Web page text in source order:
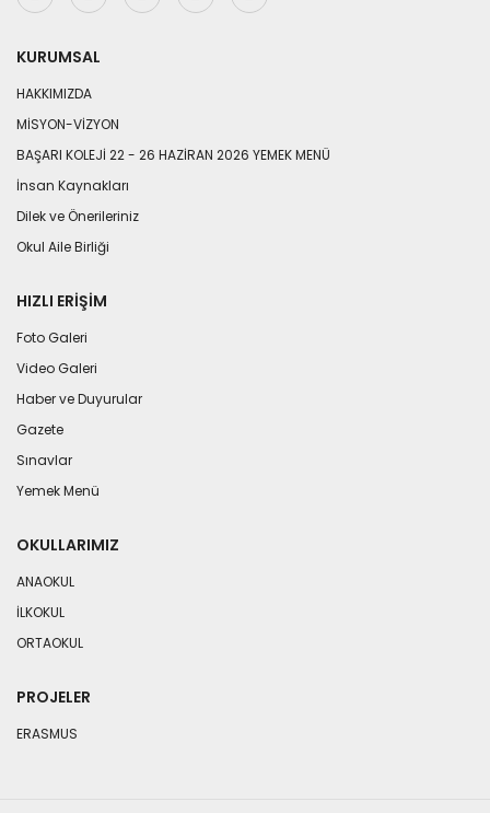
KURUMSAL
HAKKIMIZDA
MİSYON-VİZYON
BAŞARI KOLEJİ 22 - 26 HAZİRAN 2026 YEMEK MENÜ
İnsan Kaynakları
Dilek ve Önerileriniz
Okul Aile Birliği
HIZLI ERIŞIM
Foto Galeri
Video Galeri
Haber ve Duyurular
Gazete
Sınavlar
Yemek Menü
OKULLARIMIZ
ANAOKUL
İLKOKUL
ORTAOKUL
PROJELER
ERASMUS